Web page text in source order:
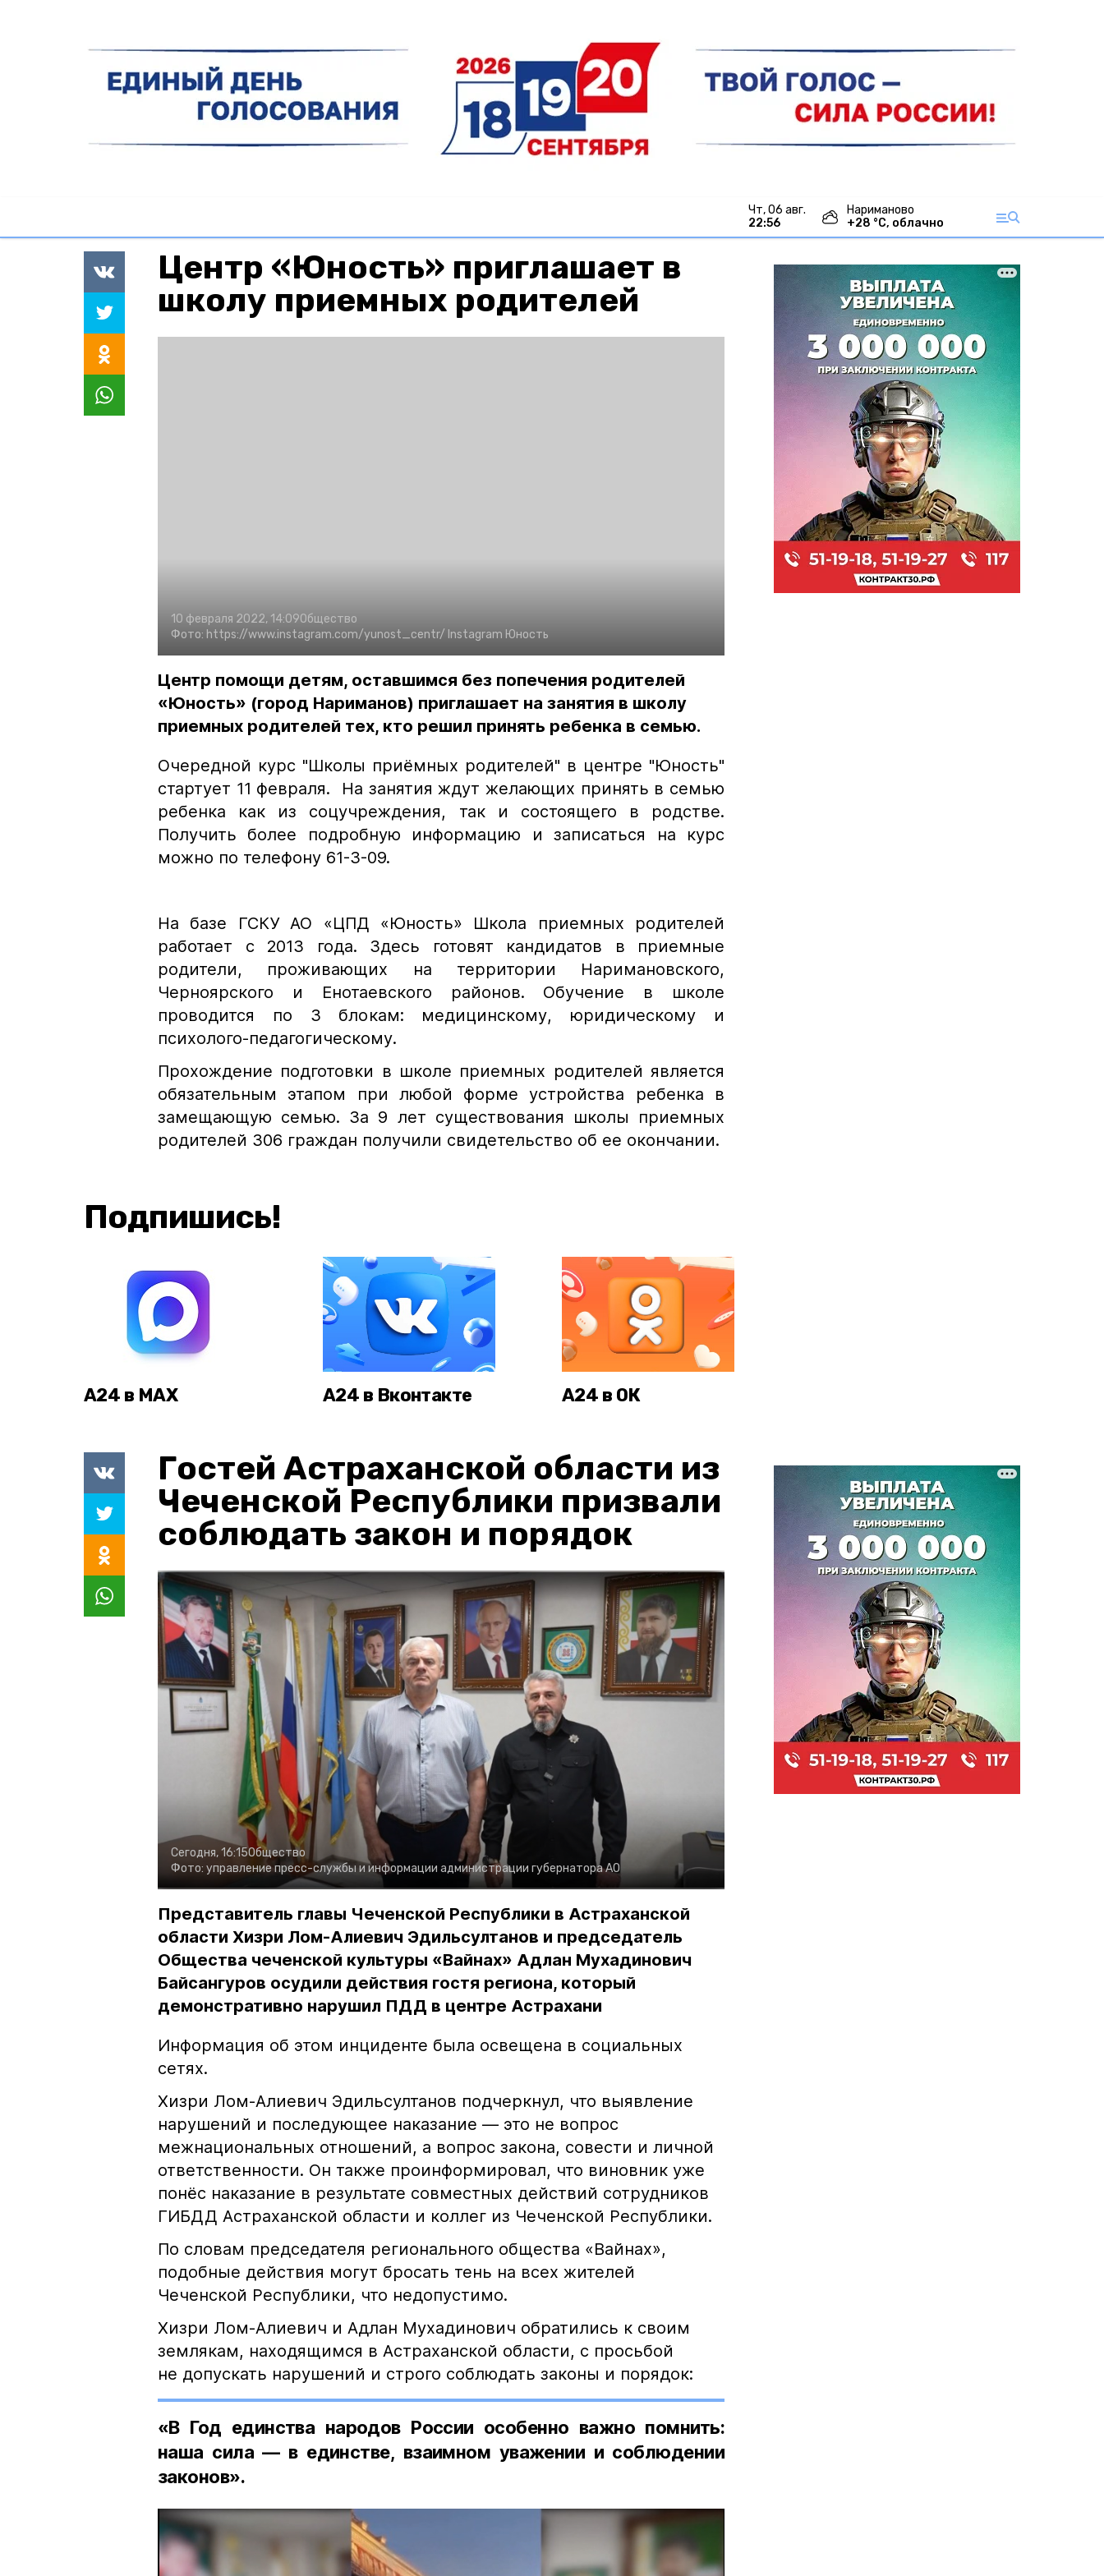
чт, 06 авг.
22:56
Нариманово
+28 °С, облачно
Центр «Юность» приглашает в
школу приемных родителей
10 февраля 2022, 14:09Общество
Фото: https://www.instagram.com/yunost_centr/ Instagram Юность
Центр помощи детям, оставшимся без попечения родителей
«Юность» (город Нариманов) приглашает на занятия в школу
приемных родителей тех, кто решил принять ребенка в семью.
Очередной курс "Школы приёмных родителей" в центре "Юность"
стартует 11 февраля. На занятия ждут желающих принять в семью
ребенка как из соцучреждения, так и состоящего в родстве.
Получить более подробную информацию и записаться на курс
можно по телефону 61-3-09.
На базе ГСКУ АО «ЦПД «Юность» Школа приемных родителей
работает с 2013 года. Здесь готовят кандидатов в приемные
родители, проживающих на территории Наримановского,
Черноярского и Енотаевского районов. Обучение в школе
проводится по 3 блокам: медицинскому, юридическому и
психолого-педагогическому.
Прохождение подготовки в школе приемных родителей является
обязательным этапом при любой форме устройства ребенка в
замещающую семью. За 9 лет существования школы приемных
родителей 306 граждан получили свидетельство об ее окончании.
Подпишись!
А24 в MAX А24 в Вконтакте А24 в ОК
Гостей Астраханской области из
Чеченской Республики призвали
соблюдать закон и порядок
Сегодня, 16:15Общество
Фото: управление пресс-службы и информации администрации губернатора АО
Представитель главы Чеченской Республики в Астраханской
области Хизри Лом-Алиевич Эдильсултанов и председатель
Общества чеченской культуры «Вайнах» Адлан Мухадинович
Байсангуров осудили действия гостя региона, который
демонстративно нарушил ПДД в центре Астрахани
Информация об этом инциденте была освещена в социальных
сетях.
Хизри Лом-Алиевич Эдильсултанов подчеркнул, что выявление
нарушений и последующее наказание — это не вопрос
межнациональных отношений, а вопрос закона, совести и личной
ответственности. Он также проинформировал, что виновник уже
понёс наказание в результате совместных действий сотрудников
ГИБДД Астраханской области и коллег из Чеченской Республики.
По словам председателя регионального общества «Вайнах»,
подобные действия могут бросать тень на всех жителей
Чеченской Республики, что недопустимо.
Хизри Лом-Алиевич и Адлан Мухадинович обратились к своим
землякам, находящимся в Астраханской области, с просьбой
не допускать нарушений и строго соблюдать законы и порядок:
«В Год единства народов России особенно важно помнить:
наша сила — в единстве, взаимном уважении и соблюдении
законов».